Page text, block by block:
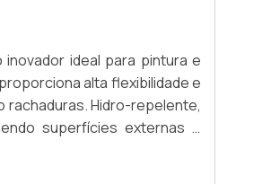
ideal para pintura e
alta flexibilidade e
Hidro-repelente,
superfícies externas e
ao refletir raios
mofo, mantendo ambientes